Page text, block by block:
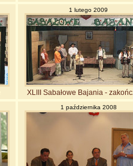
1 lutego 2009
XLIII Sabałowe Bajania -
1 października 2008